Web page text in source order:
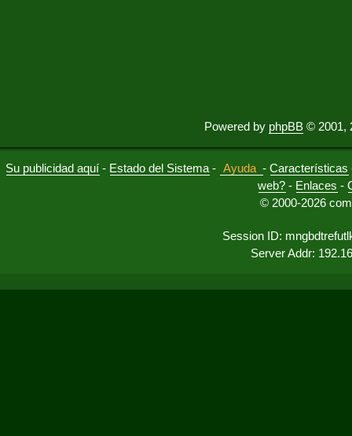
Powered by phpBB © 2001,
Su publicidad aquí - Estado del Sistema - Ayuda -Características
web? - Enlaces -
© 2000-2026
Session ID:
Server Addr: